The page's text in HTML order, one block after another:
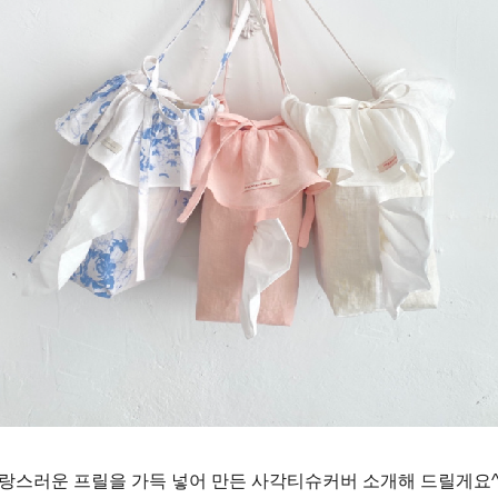
스러운 프릴을 가득 넣어 만든 사각티슈커버 소개해 드릴게요